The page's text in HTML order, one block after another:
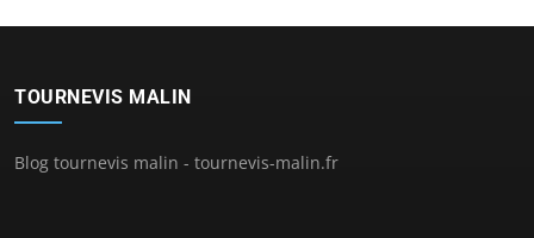
TOURNEVIS MALIN
Blog tournevis malin - tournevis-malin.fr